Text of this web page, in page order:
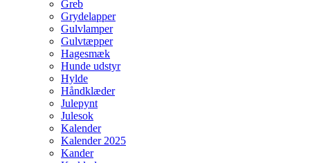
Greb
Grydelapper
Gulvlamper
Gulvtæpper
Hagesmæk
Hunde udstyr
Hylde
Håndklæder
Julepynt
Julesok
Kalender
Kalender 2025
Kander